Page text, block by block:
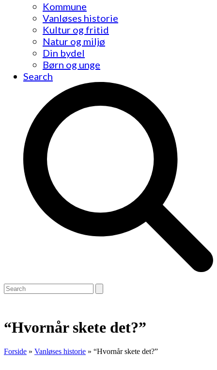
Kommune
Vanløses historie
Kultur og fritid
Natur og miljø
Din bydel
Børn og unge
Search
Open
mobile
Close
mobile
Search
“Hvornår skete det?”
Forside » Vanløses historie » “Hvornår skete det?”